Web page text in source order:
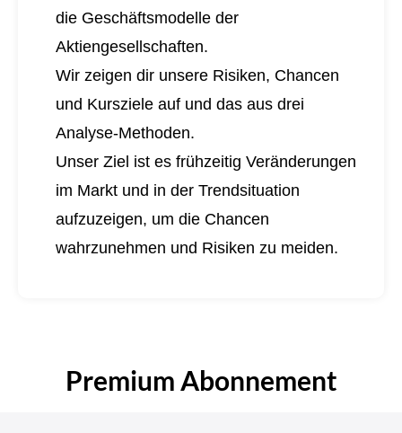
die Geschäftsmodelle der
Aktiengesellschaften.
Wir zeigen dir unsere Risiken, Chancen
und Kursziele auf und das aus drei
Analyse-Methoden.
Unser Ziel ist es frühzeitig Veränderungen
im Markt und in der Trendsituation
aufzuzeigen, um die Chancen
wahrzunehmen und Risiken zu meiden.
Premium Abonnement